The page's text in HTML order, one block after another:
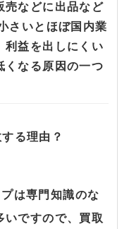
売などに出品など
さいとほぼ国内業
利益を出しにくい
くなる原因の一つ
る理由？
は専門知識のな
いですので、買取